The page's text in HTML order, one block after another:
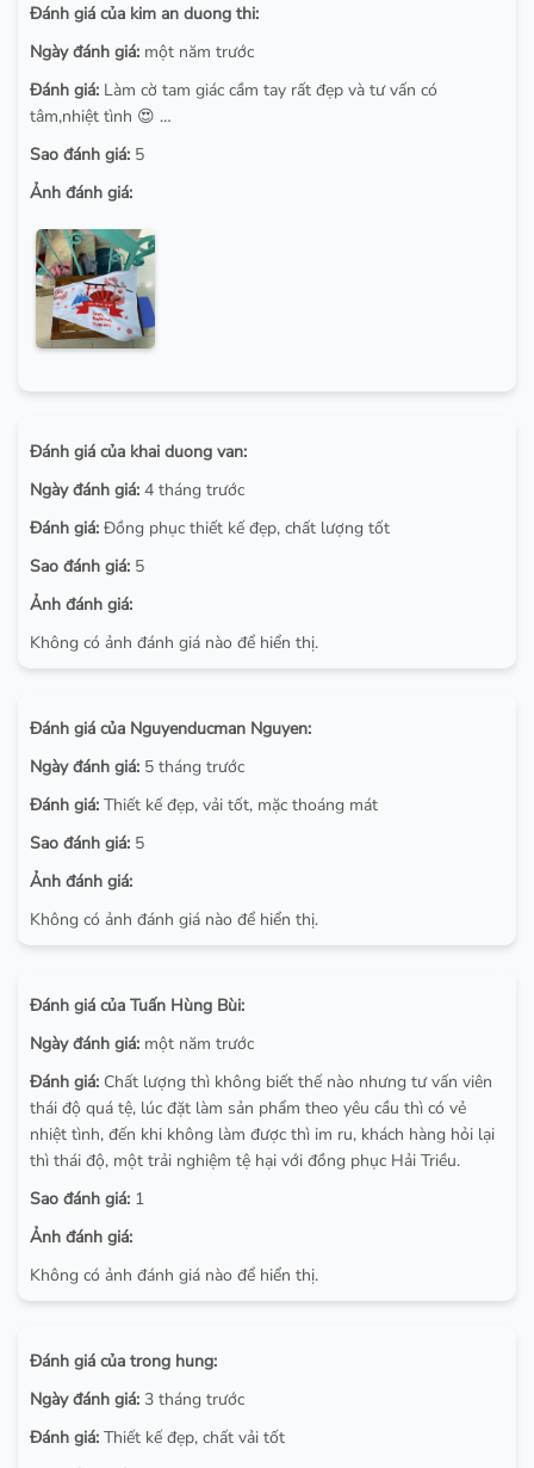
Đánh giá của kim an duong thi:
Ngày đánh giá: một năm trước
Đánh giá: Làm cờ tam giác cầm tay rất đẹp và tư vấn có
tâm,nhiệt tình 😍 …
Sao đánh giá: 5
Ảnh đánh giá:
Đánh giá của khai duong van:
Ngày đánh giá: 4 tháng trước
Đánh giá: Đồng phục thiết kế đẹp, chất lượng tốt
Sao đánh giá: 5
Ảnh đánh giá:
Không có ảnh đánh giá nào để hiển thị.
Đánh giá của Nguyenducman Nguyen:
Ngày đánh giá: 5 tháng trước
Đánh giá: Thiết kế đẹp, vải tốt, mặc thoáng mát
Sao đánh giá: 5
Ảnh đánh giá:
Không có ảnh đánh giá nào để hiển thị.
Đánh giá của Tuấn Hùng Bùi:
Ngày đánh giá: một năm trước
Đánh giá: Chất lượng thì không biết thế nào nhưng tư vấn viên
thái độ quá tệ, lúc đặt làm sản phẩm theo yêu cầu thì có vẻ
nhiệt tình, đến khi không làm được thì im ru, khách hàng hỏi lại
thì thái độ, một trải nghiệm tệ hại với đồng phục Hải Triều.
Sao đánh giá: 1
Ảnh đánh giá:
Không có ảnh đánh giá nào để hiển thị.
Đánh giá của trong hung:
Ngày đánh giá: 3 tháng trước
Đánh giá: Thiết kế đẹp, chất vải tốt